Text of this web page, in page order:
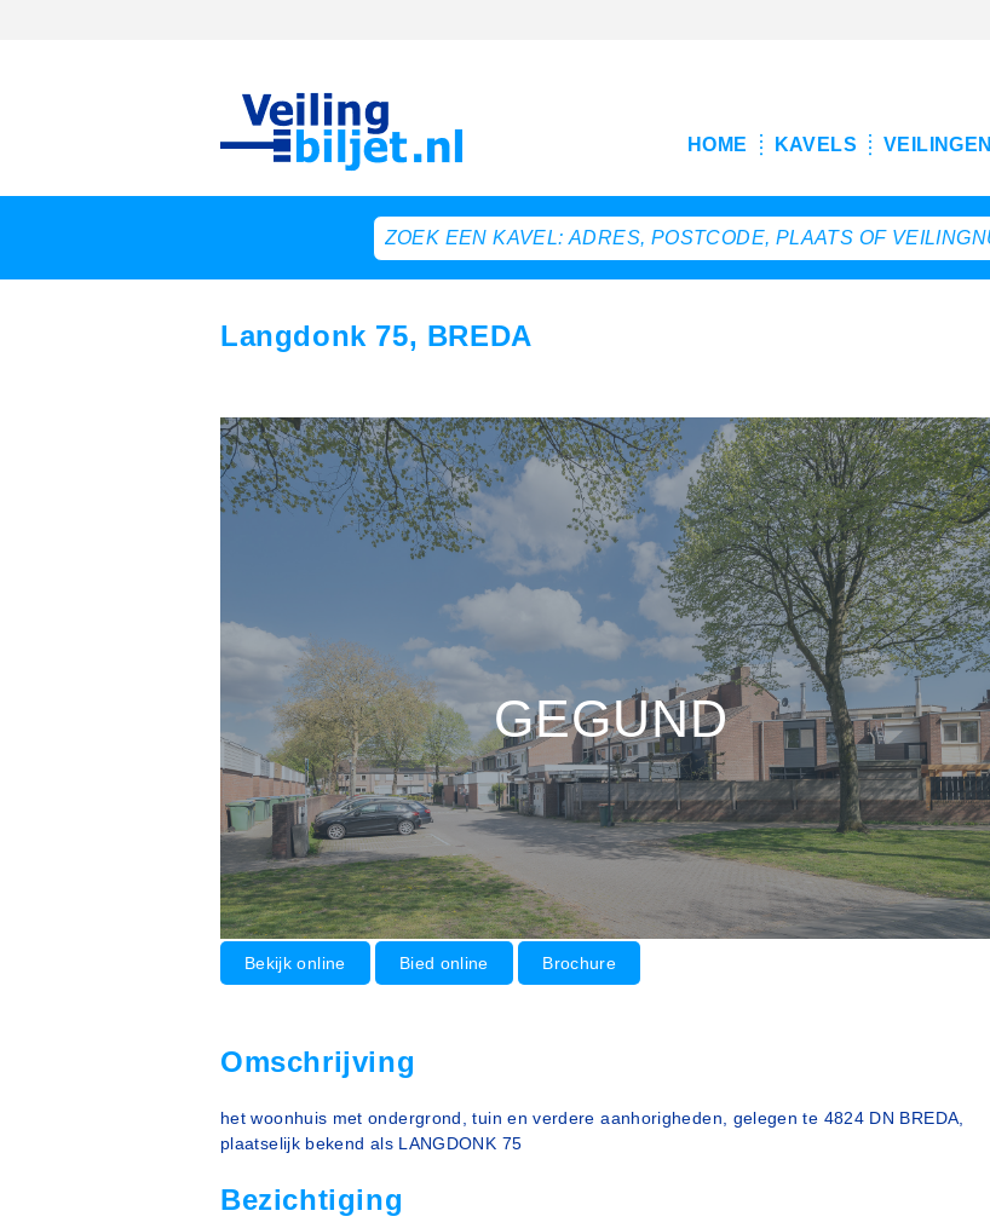
HOME KAVELS VEILINGEN
Langdonk 75, BREDA
GEGUND
Bekijk online Bied online Brochure
Omschrijving
het woonhuis met ondergrond, tuin en verdere aanhorigheden, gelegen te 4824 DN BREDA,
plaatselijk bekend als LANGDONK 75
Bezichtiging